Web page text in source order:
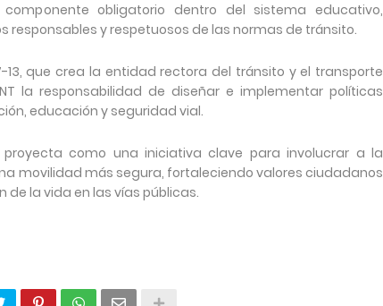
obligatorio dentro del sistema educativo,
y respetuosos de las normas de tránsito.
13, que crea la entidad rectora del tránsito y el transporte
la responsabilidad de diseñar e implementar políticas
educación y seguridad vial.
proyecta como una iniciativa clave para involucrar a la
movilidad más segura, fortaleciendo valores ciudadanos
la vida en las vías públicas.